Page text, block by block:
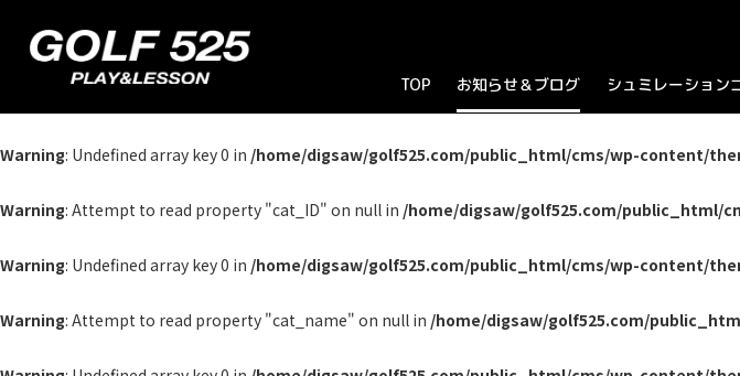
TOP お知らせ＆ブログ
キャンペーン
シュミレーション
Warning: Undefined array key 0 in /home/digsaw/golf525.com/public_html/cms/wp-content/
Warning: Attempt to read property "cat_ID" on null in /home/digsaw/golf525.com/public_html/
Warning: Undefined array key 0 in /home/digsaw/golf525.com/public_html/cms/wp-content/
Warning: Attempt to read property "cat_name" on null in /home/digsaw/golf525.com/